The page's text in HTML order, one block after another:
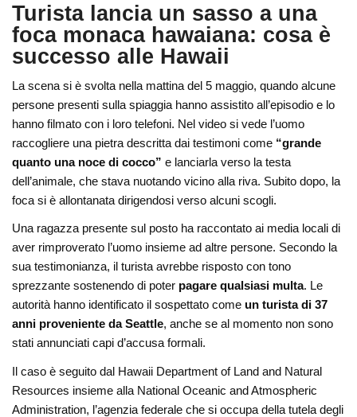
Turista lancia un sasso a una
foca monaca hawaiana: cosa è
successo alle Hawaii
La scena si è svolta nella mattina del 5 maggio, quando alcune
persone presenti sulla spiaggia hanno assistito all’episodio e lo
hanno filmato con i loro telefoni. Nel video si vede l’uomo
raccogliere una pietra descritta dai testimoni come “grande
quanto una noce di cocco” e lanciarla verso la testa
dell’animale, che stava nuotando vicino alla riva. Subito dopo, la
foca si è allontanata dirigendosi verso alcuni scogli.
Una ragazza presente sul posto ha raccontato ai media locali di
aver rimproverato l’uomo insieme ad altre persone. Secondo la
sua testimonianza, il turista avrebbe risposto con tono
sprezzante sostenendo di poter pagare qualsiasi multa. Le
autorità hanno identificato il sospettato come un turista di 37
anni proveniente da Seattle, anche se al momento non sono
stati annunciati capi d’accusa formali.
Il caso è seguito dal Hawaii Department of Land and Natural
Resources insieme alla National Oceanic and Atmospheric
Administration, l’agenzia federale che si occupa della tutela degli